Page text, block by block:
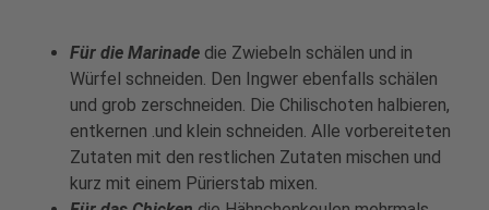
Für die Marinade die Zwiebeln schälen und in
Würfel schneiden. Den Ingwer ebenfalls schälen
und grob zerschneiden. Die Chilischoten halbieren,
entkernen .und klein schneiden. Alle vorbereiteten
Zutaten mit den restlichen Zutaten mischen und
kurz mit einem Pürierstab mixen.